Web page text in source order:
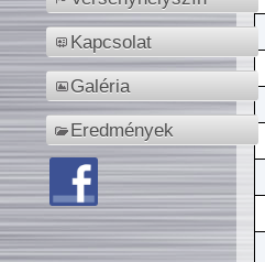
Kapcsolat
Galéria
Eredmények